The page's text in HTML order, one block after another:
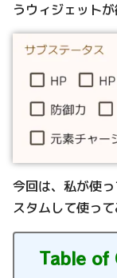
うウィジェットが
今回は、私が使
スタムして使っ
Table of